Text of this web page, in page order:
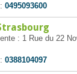
0495093600
: 1 Rue du 22
0388104097